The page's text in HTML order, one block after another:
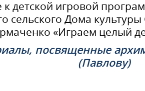
детской игровой
сельского Дома
«Играем целый
посвященные
(Павлову)